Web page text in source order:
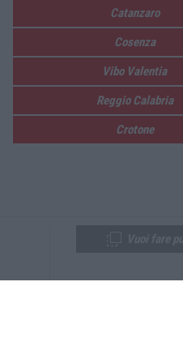
Catanzaro
Cosenza
Vibo Valentia
Reggio Calabria
Crotone